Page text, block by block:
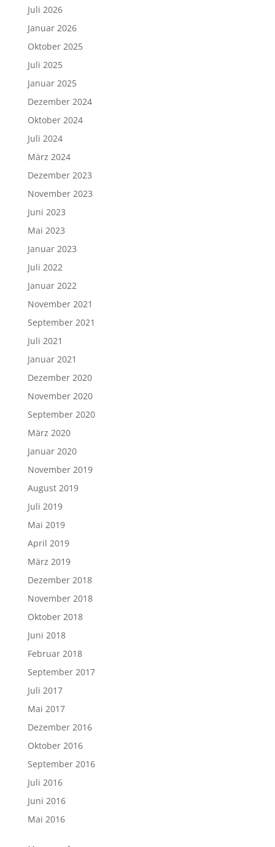
Juli 2026
Januar 2026
Oktober 2025
Juli 2025
Januar 2025
Dezember 2024
Oktober 2024
Juli 2024
März 2024
Dezember 2023
November 2023
Juni 2023
Mai 2023
Januar 2023
Juli 2022
Januar 2022
November 2021
September 2021
Juli 2021
Januar 2021
Dezember 2020
November 2020
September 2020
März 2020
Januar 2020
November 2019
August 2019
Juli 2019
Mai 2019
April 2019
März 2019
Dezember 2018
November 2018
Oktober 2018
Juni 2018
Februar 2018
September 2017
Juli 2017
Mai 2017
Dezember 2016
Oktober 2016
September 2016
Juli 2016
Juni 2016
Mai 2016